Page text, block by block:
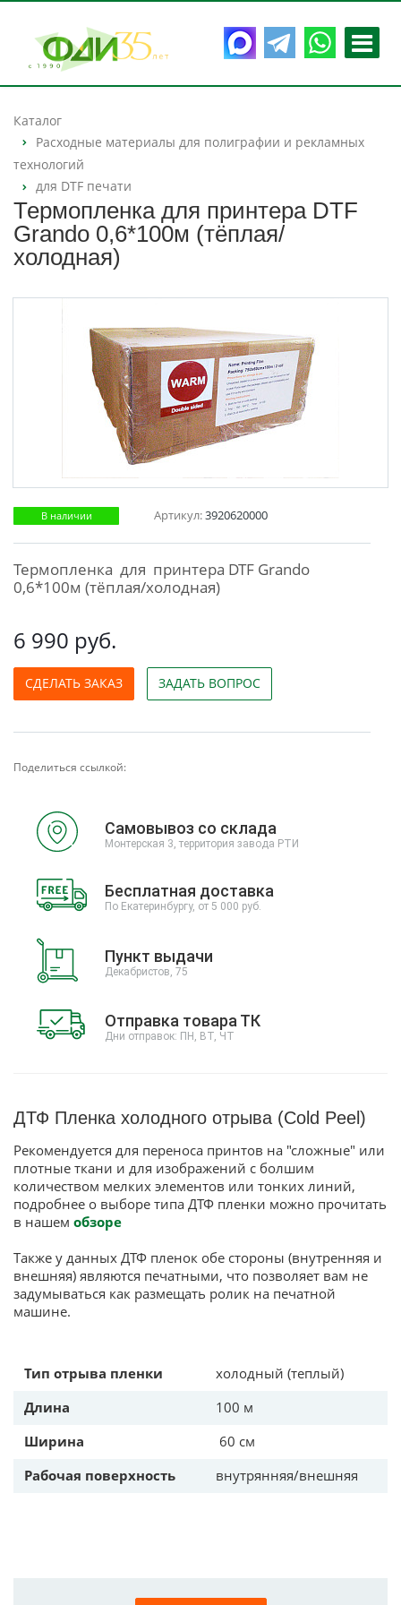
Каталог
Расходные материалы для полиграфии и рекламных
технологий
для DTF печати
Термопленка для принтера DTF
Grando 0,6*100м (тёплая/
холодная)
В наличии Артикул:3920620000
Термопленка для принтера DTF Grando
0,6*100м (тёплая/холодная)
6 990 руб.
СДЕЛАТЬ ЗАКАЗ ЗАДАТЬ ВОПРОС
Поделиться ссылкой:
Самовывоз со склада
Монтерская 3, территория завода РТИ
Бесплатная доставка
По Екатеринбургу, от 5 000 руб.
Пункт выдачи
Декабристов, 75
Отправка товара ТК
Дни отправок: ПН, ВТ, ЧТ
ДТФ Пленка холодного отрыва (Cold Peel)
Рекомендуется для переноса принтов на "сложные" или
плотные ткани и для изображений с болшим
количеством мелких элементов или тонких линий,
подробнее о выборе типа ДТФ пленки можно прочитать
в нашем обзоре
Также у данных ДТФ пленок обе стороны (внутренняя и
внешняя) являются печатными, что позволяет вам не
задумываться как размещать ролик на печатной
машине.
Тип отрыва пленки
холодный (теплый)
Длина
100 м
Ширина
60 см
Рабочая поверхность
внутрянняя/внешняя